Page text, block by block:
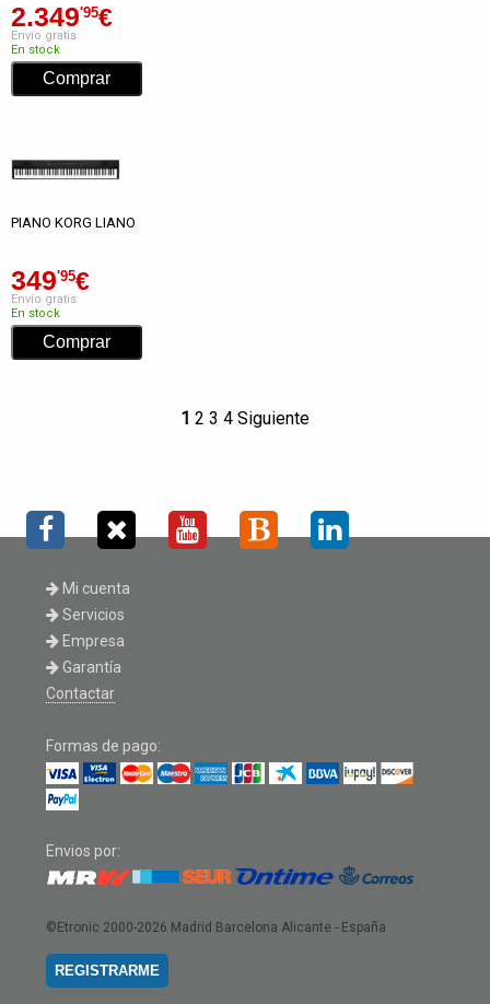
2.349'95€
Envío gratis
En stock
PIANO KORG LIANO
349'95€
Envío gratis
En stock
1 2 3 4 Siguiente
Mi cuenta
Servicios
Empresa
Garantía
Contactar
Formas de pago:
Envios por:
©Etronic 2000-2026 Madrid Barcelona Alicante - España
REGISTRARME